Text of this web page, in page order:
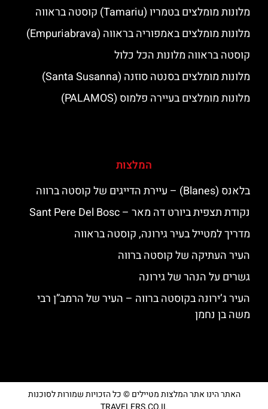
מלונות מומלצים בטמריו (Tamariu) קוסטה בראווה
מלונות מומלצים באמפוריה בראווה (Empuriabrava)
קוסטה בראווה מלונות הכל כלול
מלונות מומלצים בסנטה סוזנה (Santa Susanna)
מלונות מומלצים בעיירה פלמוס (PALAMOS)
המלצות
בלאנס (Blanes) – עיירת הדייגים של קוסטה ברווה
נקודת תצפית ביורט דה מאר – Sant Pere Del Bosc
מדריך למטייל בעיר גירונה, קוסטה בראווה
העיר העתיקה של קוסטה ברווה
גשרים על הנהר של גירונה
העיר ג’ירונה בקוסטה ברווה – העיר של הרמב”ן רבי
משה בן נחמן
האתר הינו אתר המלצות מטיילים © כל הזכויות שמורות לסוכנות